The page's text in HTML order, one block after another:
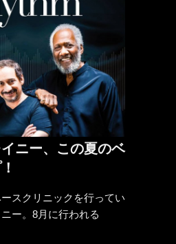
ニー、この夏のベ
スクリニックを行ってい
ー。8月に行われる